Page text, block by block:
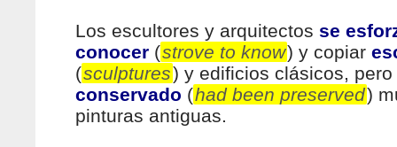
Los escultores y arquitectos se
conocer (strove to know) y copiar
(sculptures) y edificios clásicos, pero
conservado (had been preserved)
pinturas antiguas.